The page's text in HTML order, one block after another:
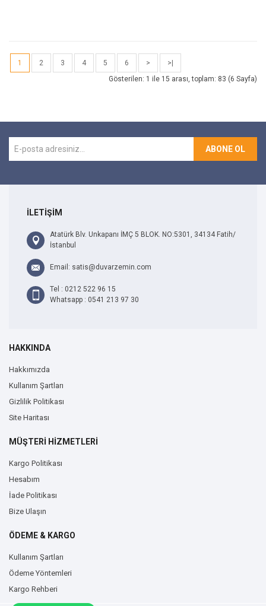
1 2 3 4 5 6 >
>|
Gösterilen: 1 ile 15 arası, toplam: 83 (6 Sayfa)
ABONE OL
İLETİŞİM
Atatürk Blv. Unkapanı İMÇ 5 BLOK. NO:5301, 34134 Fatih/
İstanbul
Email: satis@duvarzemin.com
Tel : 0212 522 96 15
Whatsapp : 0541 213 97 30
HAKKINDA
Hakkımızda
Kullanım Şartları
Gizlilik Politikası
Site Haritası
MÜŞTERİ HİZMETLERİ
Kargo Politikası
Hesabım
İade Politikası
Bize Ulaşın
ÖDEME & KARGO
Kullanım Şartları
Ödeme Yöntemleri
Kargo Rehberi